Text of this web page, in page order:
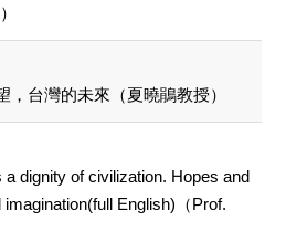
，台灣的未來（夏曉鵑教授）
a dignity of civilization. Hopes and
English)（Prof.